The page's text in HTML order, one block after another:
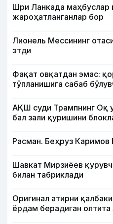
Шри Ланкада маҳбуслар
жароҳатланганлар бор
Лионель Мессининг
этди
Фақат овқатдан эмас:
тўпланишига сабаб
АҚШ суди Трампнинг Оқ
бал зали қуришини
Расман. Беҳруз Каримов
Шавкат Мирзиёев
билан табриклади
Оригинал атирни
ёрдам берадиган олтита